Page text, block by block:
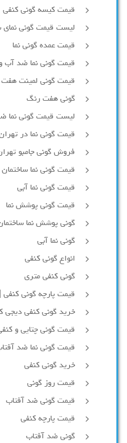
قیمت کیسه گونی کنفی
لیست قیمت گونی نمای
قیمت عمده گونی نما
قیمت گونی نما ضد آب
قیمت گونی لمینت
گونی هفت رنگ
لیست قیمت گونی نما
قیمت گونی نما در
فروش گونی جامبو
قیمت گونی نما ساختمان
قیمت گونی نما آبی
قیمت گونی پوشش نما
گونی پوشش نما
گونی نما آبی
انواع گونی کنفی
گونی کنفی متری
قیمت پارچه گونی کنفی
خرید گونی کنفی دیجی
قیمت گونی چتایی و
قیمت گونی نما ضد
خرید گونی کنفی
قیمت روز گونی
قیمت گونی ضد آفتاب
قیمت پارچه کنفی
گونی ضد آفتاب